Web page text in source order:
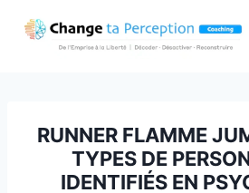
RUNNER FLAMME
TYPES DE
IDENTIFIÉS EN